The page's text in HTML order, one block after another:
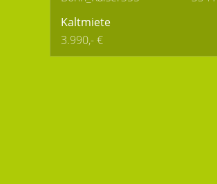
Kaltmiete
3.990,- €